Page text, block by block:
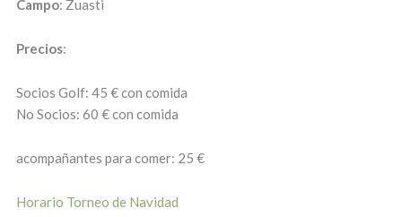
Campo: Zuasti
Precios:
Socios Golf: 45 € con comida
No Socios: 60 € con comida
acompañantes para comer: 25 €
Horario Torneo de Navidad